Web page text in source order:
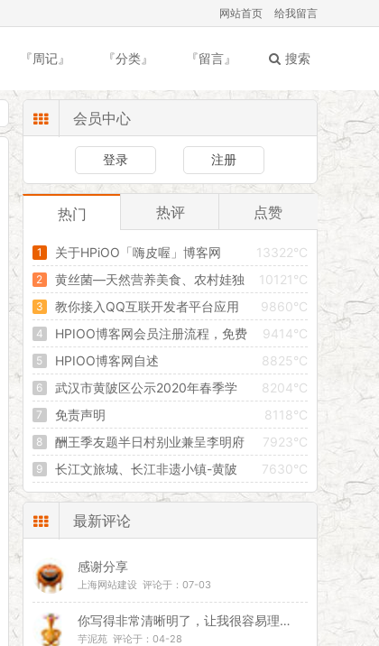
网站首页 给我留言
『周记』 『分类』 『留言』 搜索
会员中心
登录 注册
热门 热评 点赞
13322°C
关于HPiOO「嗨皮喔」博客网
10121°C
黄丝菌—天然营养美食、农村娃独
有记忆
9860°C
教你接入QQ互联开发者平台应用
完美教程
9414°C
HPIOO博客网会员注册流程，免费
发布文章信息，创建属于自己的独立空间！
8825°C
HPIOO博客网自述
8204°C
武汉市黄陂区公示2020年春季学
期 “雨露计划”职业教育扶贫助学拟补助对象
8118°C
免责声明
7923°C
酬王季友题半日村别业兼呈李明府
7630°C
长江文旅城、长江非遗小镇-黄陂
前川鲁台未来经济增长的引擎
最新评论
感谢分享
上海网站建设 评论于：07-03
你写得非常清晰明了，让我很容易理解你的观点。
芋泥苑 评论于：04-28